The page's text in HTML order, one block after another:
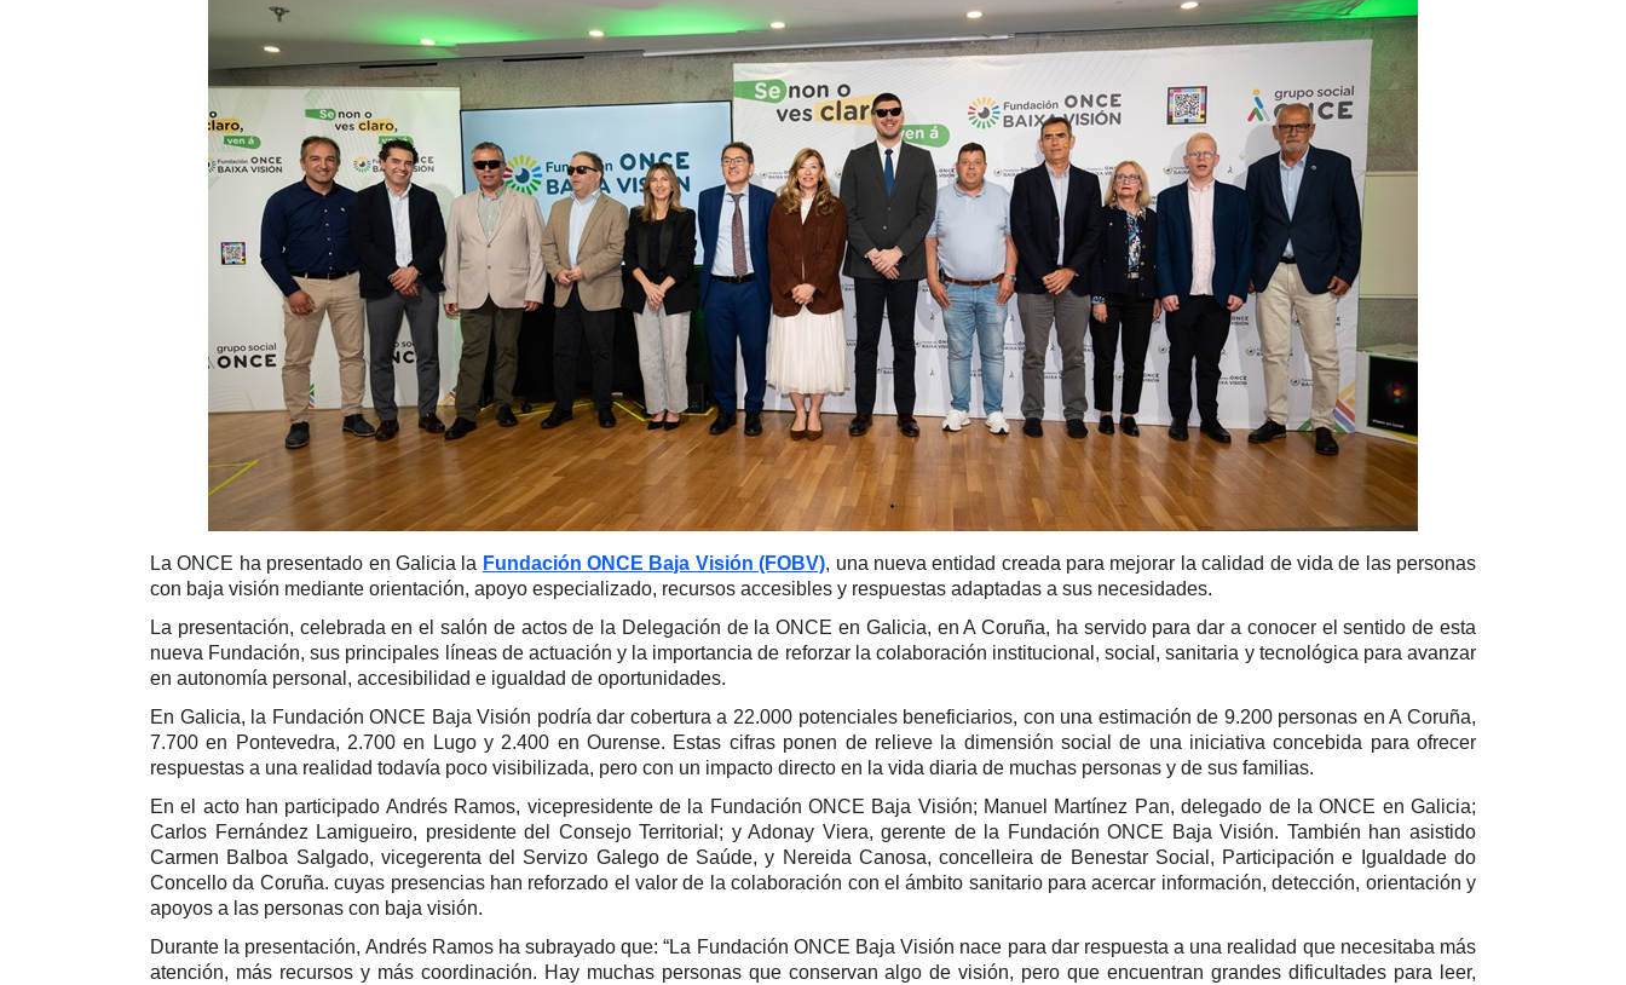
La ONCE ha presentado en Galicia la Fundación ONCE Baja Visión (FOBV), una nueva entidad creada para mejorar la calidad de vida de las personas
con baja visión mediante orientación, apoyo especializado, recursos accesibles y respuestas adaptadas a sus necesidades.
La presentación, celebrada en el salón de actos de la Delegación de la ONCE en Galicia, en A Coruña, ha servido para dar a conocer el sentido de esta
nueva Fundación, sus principales líneas de actuación y la importancia de reforzar la colaboración institucional, social, sanitaria y tecnológica para avanzar
en autonomía personal, accesibilidad e igualdad de oportunidades.
En Galicia, la Fundación ONCE Baja Visión podría dar cobertura a 22.000 potenciales beneficiarios, con una estimación de 9.200 personas en A Coruña,
7.700 en Pontevedra, 2.700 en Lugo y 2.400 en Ourense. Estas cifras ponen de relieve la dimensión social de una iniciativa concebida para ofrecer
respuestas a una realidad todavía poco visibilizada, pero con un impacto directo en la vida diaria de muchas personas y de sus familias.
En el acto han participado Andrés Ramos, vicepresidente de la Fundación ONCE Baja Visión; Manuel Martínez Pan, delegado de la ONCE en Galicia;
Carlos Fernández Lamigueiro, presidente del Consejo Territorial; y Adonay Viera, gerente de la Fundación ONCE Baja Visión. También han asistido
Carmen Balboa Salgado, vicegerenta del Servizo Galego de Saúde, y Nereida Canosa, concelleira de Benestar Social, Participación e Igualdade do
Concello da Coruña. cuyas presencias han reforzado el valor de la colaboración con el ámbito sanitario para acercar información, detección, orientación y
apoyos a las personas con baja visión.
Durante la presentación, Andrés Ramos ha subrayado que: “La Fundación ONCE Baja Visión nace para dar respuesta a una realidad que necesitaba más
atención, más recursos y más coordinación. Hay muchas personas que conservan algo de visión, pero que encuentran grandes dificultades para leer,